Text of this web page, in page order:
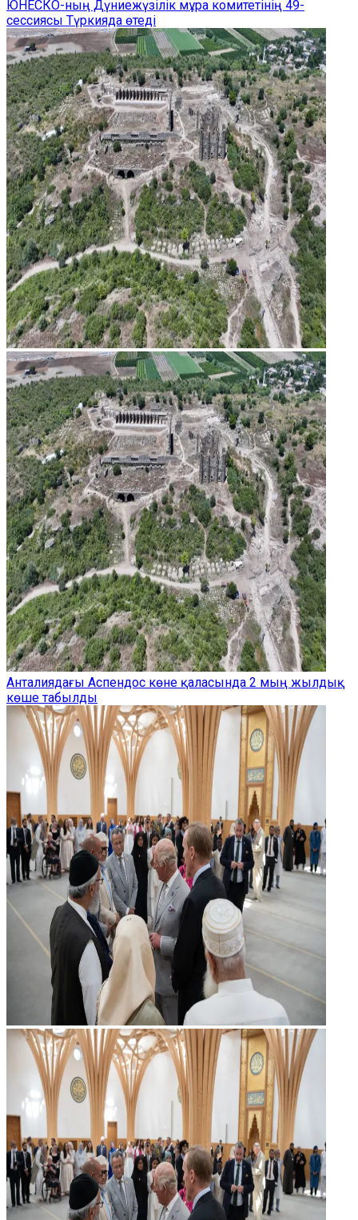
ЮНЕСКО-ның Дүниежүзілік мұра комитетінің 49-
сессиясы Түркияда өтеді
Анталиядағы Аспендос көне қаласында 2 мың жылдық
көше табылды